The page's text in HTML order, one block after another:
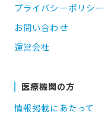
プライバシーポリシー
お問い合わせ
運営会社
医療機関の方
情報掲載にあたって